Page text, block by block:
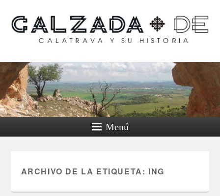
Calzada de Calatrava y
su historia
Menú
ARCHIVO DE LA ETIQUETA: ING